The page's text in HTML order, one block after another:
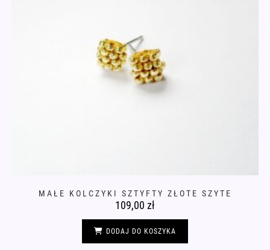
MAŁE KOLCZYKI SZTYFTY ZŁOTE SZYTE
109,00 zł
DODAJ DO KOSZYKA